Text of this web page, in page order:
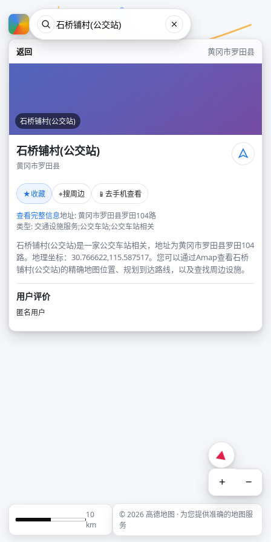
返回 黄冈市罗田县
石桥铺村(公交站)
石桥铺村(公交站)
黄冈市罗田县
★收藏 ⌖搜周边 📱 去手机查看
查看完整信息地址: 黄冈市罗田县罗田104路
类型: 交通设施服务;公交车站;公交车站相关
石桥铺村(公交站)是一家公交车站相关，地址为黄冈市罗田县罗田104
路。地理坐标：30.766622,115.587517。您可以通过Amap查看石桥
铺村(公交站)的精确地图位置、规划到达路线，以及查找周边设施。
用户评价
匿名用户
+ −
10
km
© 2026 高德地图 · 为您提供准确的地图服
务